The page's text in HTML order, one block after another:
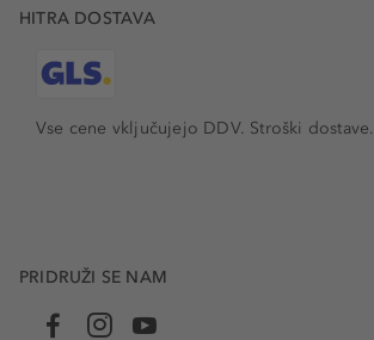
HITRA DOSTAVA
Vse cene vključujejo DDV. Stroški dostave.
PRIDRUŽI SE NAM